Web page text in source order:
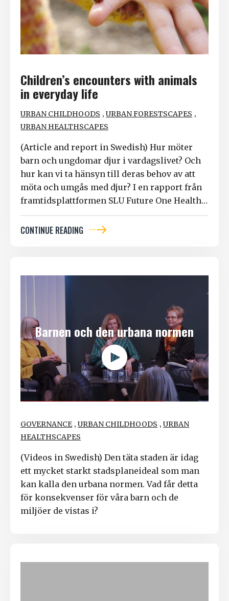
Children’s encounters with animals
in everyday life
URBAN CHILDHOODS ,URBAN FORESTSCAPES ,
URBAN HEALTHSCAPES
(Article and report in Swedish) Hur möter
barn och ungdomar djur i vardagslivet? Och
hur kan vi ta hänsyn till deras behov av att
möta och umgås med djur? I en rapport från
framtidsplattformen SLU Future One Health…
CONTINUE READING
Barnen och den urbana normen
GOVERNANCE,URBAN CHILDHOODS ,URBAN
HEALTHSCAPES
(Videos in Swedish) Den täta staden är idag
ett mycket starkt stadsplaneideal som man
kan kalla den urbana normen. Vad får detta
för konsekvenser för våra barn och de
miljöer de vistas i?